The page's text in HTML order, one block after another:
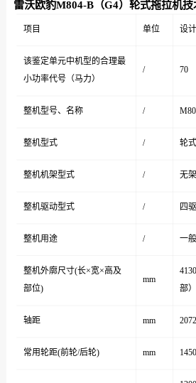
雷沃欧豹M804-B（G4）轮式拖拉机技
项目 单位 设
该鉴定单元中机型的合理最
小功率代号（马力）
/ 70
整机型号、名称 /
整机型式 / 轮式
整机机架型式 / 无架
整机驱动型式 / 四驱
整机用途 / 一
整机外廓尺寸(长×宽×高及
部位)
mm
部）
轴距 mm 2072
常用轮距(前轮/后轮) mm